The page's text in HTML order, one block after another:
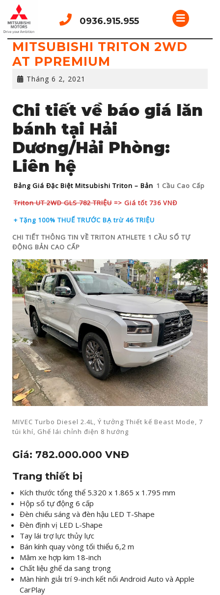
Skip
to
content
0936.915.955
Open
MITSUBISHI TRITON 2WD
AT PPREMIUM
Tháng 6 2, 2021
2021
Chi tiết về báo giá lăn
bánh tại Hải
Dương/Hải Phòng:
Liên hệ
Bảng Giá Đặc Biệt Mitsubishi Triton – Bản 1 Cầu Cao Cấp
Triton UT 2WD GLS 782 TRIỆU=> Giá tốt 736 VNĐ
+ Tặng 100% THUẾ TRƯỚC BẠ trừ 46 TRIỆU
CHI TIẾT THÔNG TIN VỀ TRITON ATHLETE 1 CẦU SỐ TỰ
ĐỘNG BẢN CAO CẤP
MIVEC Turbo Diesel 2.4L, Ý tưởng Thiết kế Beast Mode, 7
túi khí, Ghế lái chỉnh điện 8 hướng
Giá: 782.000.000 VNĐ
Trang thiết bị
Kích thước tổng thể 5.320 x 1.865 x 1.795 mm​
Hộp số tự động 6 cấp​
Đèn chiếu sáng và đèn hậu LED T-Shape​
Đèn định vị LED L-Shape​
Tay lái trợ lực thủy lực​
Bán kính quay vòng tối thiểu 6,2 m​
Mâm xe hợp kim 18-inch​
Chất liệu ghế da sang trọng​
Màn hình giải trí 9-inch kết nối Android Auto và Apple
CarPlay​